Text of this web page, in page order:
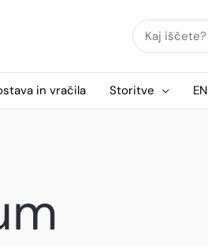
Search
for:
in vračila Storitve EN